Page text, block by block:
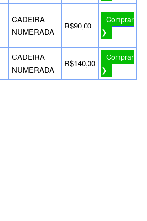
CADEIRA
NUMERADA
R$90,00
Comprar
❯
CADEIRA
NUMERADA
R$140,00
Comprar
❯